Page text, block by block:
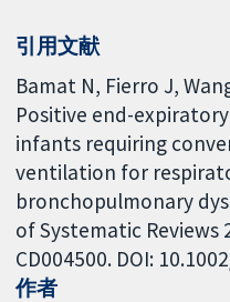
引用文献
Bamat N, Fierro J,
Positive end-
infants requiring
ventilation for
bronchopulmonary
of Systematic Reviews
CD004500. DOI:
作者